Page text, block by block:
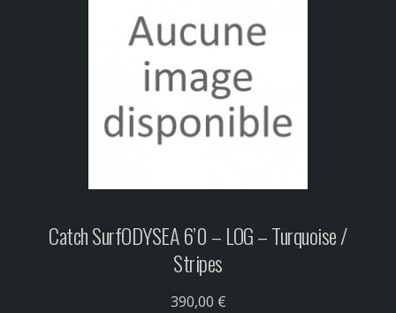
Catch SurfODYSEA 6’0 – LOG – Turquoise /
Stripes
390,00 €